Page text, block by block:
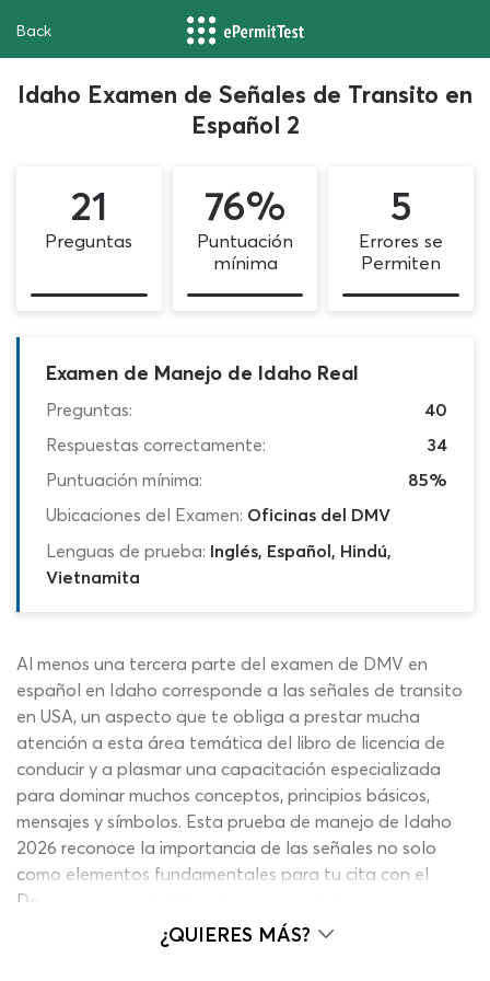
Back
Idaho Examen de Señales de Transito en
Español 2
21
Preguntas
76%
Puntuación
mínima
5
Errores se
Permiten
Examen de Manejo de Idaho Real
Preguntas:
40
Respuestas correctamente:
34
Puntuación mínima:
85%
Ubicaciones del Examen: Oficinas del DMV
Lenguas de prueba: Inglés, Español, Hindú,
Vietnamita
Al menos una tercera parte del examen de DMV en
español en Idaho corresponde a las señales de transito
en USA, un aspecto que te obliga a prestar mucha
atención a esta área temática del libro de licencia de
conducir y a plasmar una capacitación especializada
para dominar muchos conceptos, principios básicos,
mensajes y símbolos. Esta prueba de manejo de Idaho
2026 reconoce la importancia de las señales no solo
como elementos fundamentales para tu cita con el
Departamento de Vehículos sino también como parte
esencial de tu experiencia de conducción una vez que
obtengas tu licencia. A través de este examen de
¿QUIERES MÁS?